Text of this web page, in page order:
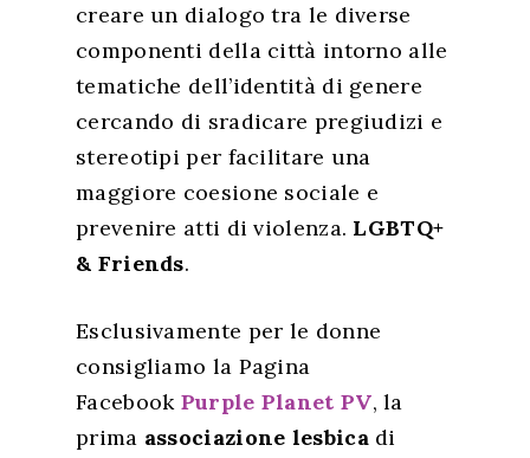
creare un dialogo tra le diverse
componenti della città intorno alle
tematiche dell’identità di genere
cercando di sradicare pregiudizi e
stereotipi per facilitare una
maggiore coesione sociale e
prevenire atti di violenza. LGBTQ+
& Friends.
Esclusivamente per le donne
consigliamo la Pagina
Facebook Purple Planet PV, la
prima associazione lesbicadi